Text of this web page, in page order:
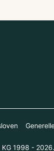
1998 -